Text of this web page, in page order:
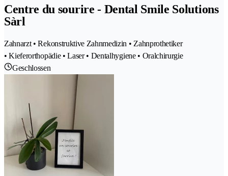
Centre du sourire - Dental Smile Solutions
Sàrl
Zahnarzt • Rekonstruktive Zahnmedizin • Zahnprothetiker
• Kieferorthopädie • Laser • Dentalhygiene • Oralchirurgie
Geschlossen